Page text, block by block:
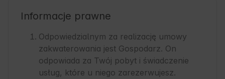
Informacje prawne
Odpowiedzialnym za realizację umowy
zakwaterowania jest Gospodarz. On
odpowiada za Twój pobyt i świadczenie
usług, które u niego zarezerwujesz.